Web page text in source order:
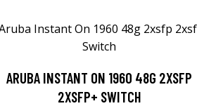
ARUBA INSTANT ON 1960 48G 2XSFP
2XSFP+ SWITCH